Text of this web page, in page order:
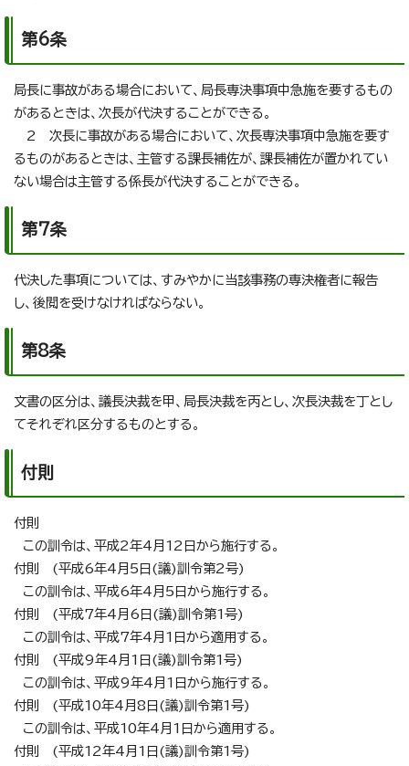
第6条
局長に事故がある場合において、局長専決事項中急施を要するもの
があるときは、次長が代決することができる。
2 次長に事故がある場合において、次長専決事項中急施を要す
るものがあるときは、主管する課長補佐が、課長補佐が置かれてい
ない場合は主管する係長が代決することができる。
第7条
代決した事項については、すみやかに当該事務の専決権者に報告
し、後閲を受けなければならない。
第8条
文書の区分は、議長決裁を甲、局長決裁を丙とし、次長決裁を丁とし
てそれぞれ区分するものとする。
付則
付則
この訓令は、平成2年4月12日から施行する。
付則 (平成6年4月5日(議)訓令第2号)
この訓令は、平成6年4月5日から施行する。
付則 (平成7年4月6日(議)訓令第1号)
この訓令は、平成7年4月1日から適用する。
付則 (平成9年4月1日(議)訓令第1号)
この訓令は、平成9年4月1日から施行する。
付則 (平成10年4月8日(議)訓令第1号)
この訓令は、平成10年4月1日から適用する。
付則 (平成12年4月1日(議)訓令第1号)